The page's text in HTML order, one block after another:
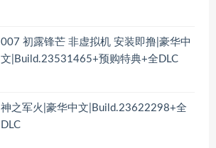
007 初露锋芒 非虚拟机 安装即撸|豪华中
文|Build.23531465+预购特典+全DLC
神之军火|豪华中文|Build.23622298+全
DLC